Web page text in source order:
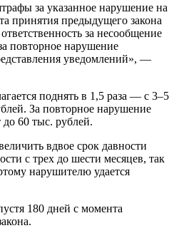
за указанное нарушение на
принятия предыдущего закона
за несообщение
повторное нарушение
уведомлений», —
поднять в 1,5 раза — с 3–5
За повторное нарушение
60 тыс. рублей.
вдвое срок давности
с трех до шести месяцев, так
нарушителю удается
180 дней с момента